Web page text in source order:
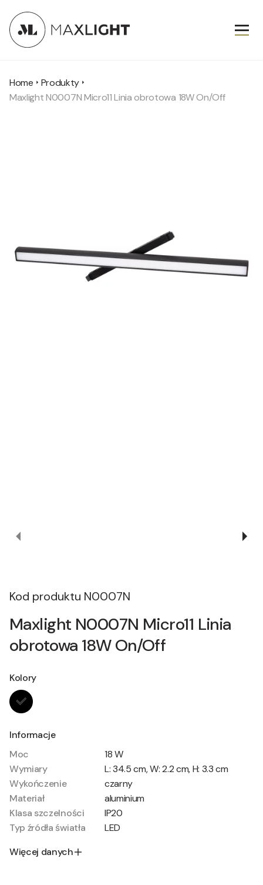
Home
Produkty
Maxlight N0007N Micro11 Linia obrotowa 18W On/Off
Kod produktu N0007N
Maxlight N0007N Micro11 Linia
obrotowa 18W On/Off
Kolory
Informacje
Moc
18 W
Wymiary
L: 34.5 cm, W: 2.2 cm, H: 3.3 cm
Wykończenie
czarny
Materiał
aluminium
Klasa szczelności
IP20
Typ źródła światła
LED
Więcej danych